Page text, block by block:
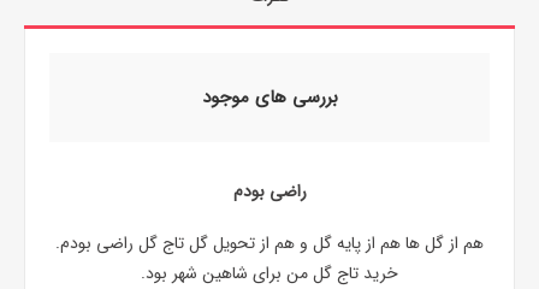
بررسی های موجود
راضی بودم
هم از گل ها هم از پایه گل و هم از تحویل گل تاج گل راضی بودم.
خرید تاج گل من برای شاهین شهر بود.